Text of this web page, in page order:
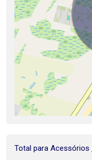
Total para Acessórios